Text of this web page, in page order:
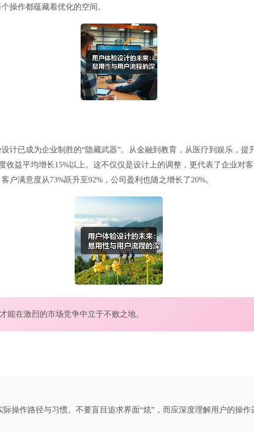
操作都蕴藏着优化的空间。
计已成为企业制胜的“隐藏武器”。从金融到教育，从医疗到娱乐，
收益平均增长15%以上。这不仅仅是设计上的调整，更代表了企业对
满意度从73%跃升至92%，公司盈利也随之增长了20%。
能在激烈的市场竞争中立于不败之地。
操作路径与习惯。不要盲目追求界面“炫”，而应深度理解用户的操